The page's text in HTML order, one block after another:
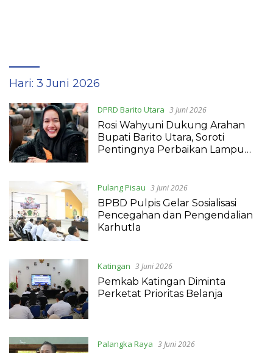
Hari: 3 Juni 2026
DPRD Barito Utara 3 Juni 2026
Rosi Wahyuni Dukung Arahan
Bupati Barito Utara, Soroti
Pentingnya Perbaikan Lampu
Pulang Pisau 3 Juni 2026
BPBD Pulpis Gelar Sosialisasi
Pencegahan dan Pengendalian
Karhutla
Katingan 3 Juni 2026
Pemkab Katingan Diminta
Perketat Prioritas Belanja
Palangka Raya 3 Juni 2026